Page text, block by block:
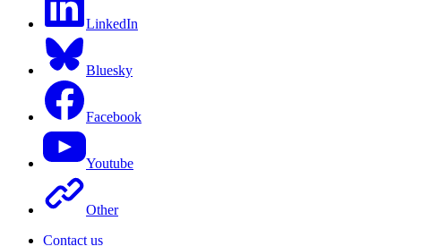
LinkedIn
Bluesky
Facebook
Youtube
Other
Contact us